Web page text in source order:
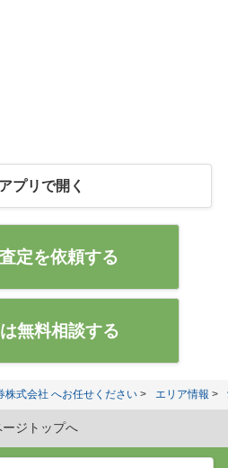
プリで開く
定を依頼する
無料相談する
株式会社 へお任せください エリア情報
ージトップへ